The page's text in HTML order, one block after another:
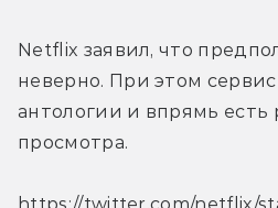
Netflix заявил, что
неверно. При этом
антологии и впрямь есть
просмотра.
https://twitter.com/netflix/